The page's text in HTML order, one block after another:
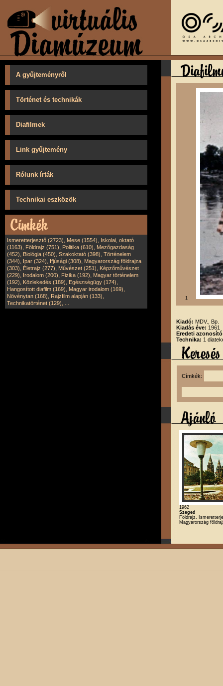
A gyűjteményről
Történet és technikák
Diafilmek
Link gyűjtemény
Rólunk írták
Technikai eszközök
Ismeretterjesztő (2723), Mese (1554), Iskolai, oktató
(1163), Földrajz (751), Politika (610), Mezőgazdaság
(452), Biológia (450), Szakoktató (398), Történelem
(344), Ipar (324), Ifjúsági (308), Magyarország földrajza
(303), Életrajz (277), Művészet (251), Képzőművészet
(229), Irodalom (200), Fizika (192), Magyar történelem
(192), Közlekedés (189), Egészségügy (174),
Hangosított diafilm (169), Magyar irodalom (169),
Növénytan (168), Rajzfilm alapján (133),
Technikatörténet (129),
1
Kiadó: MDV., Bp.
Kiadás éve: 1961
Eredeti
Technika: 1
Címkék:
1962
Szeged
Földrajz,
Magyarország